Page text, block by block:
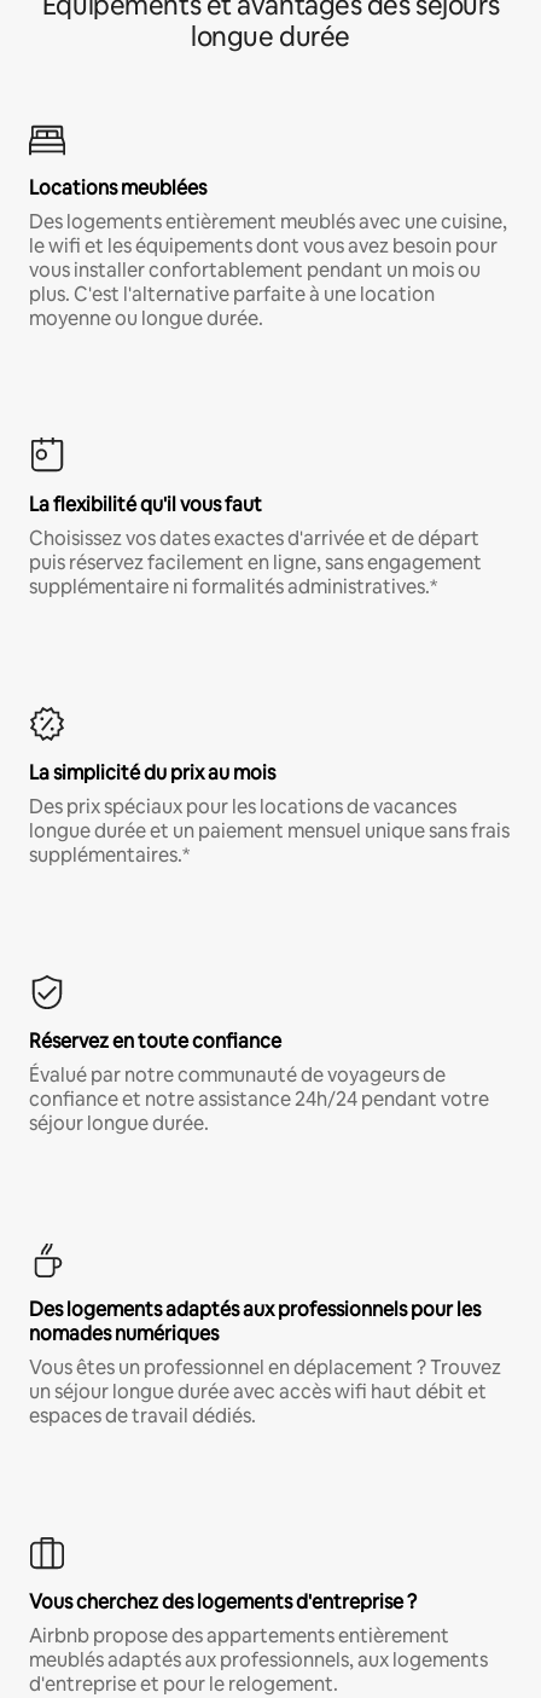
longue durée
Locations meublées
Des logements entièrement meublés avec une cuisine,
le wifi et les équipements dont vous avez besoin pour
vous installer confortablement pendant un mois ou
plus. C'est l'alternative parfaite à une location
moyenne ou longue durée.
La flexibilité qu'il vous faut
Choisissez vos dates exactes d'arrivée et de départ
puis réservez facilement en ligne, sans engagement
supplémentaire ni formalités administratives.*
La simplicité du prix au mois
Des prix spéciaux pour les locations de vacances
longue durée et un paiement mensuel unique sans frais
supplémentaires.*
Réservez en toute confiance
Évalué par notre communauté de voyageurs de
confiance et notre assistance 24h/24 pendant votre
séjour longue durée.
Des logements adaptés aux professionnels pour les
nomades numériques
Vous êtes un professionnel en déplacement ? Trouvez
un séjour longue durée avec accès wifi haut débit et
espaces de travail dédiés.
Vous cherchez des logements d'entreprise ?
Airbnb propose des appartements entièrement
meublés adaptés aux professionnels, aux logements
d'entreprise et pour le relogement.